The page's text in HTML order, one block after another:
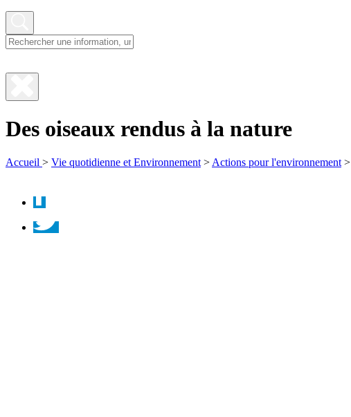
Fermer
recherche
Des oiseaux rendus à la nature
Accueil > Vie quotidienne et Environnement > Actions pour l'environnement >